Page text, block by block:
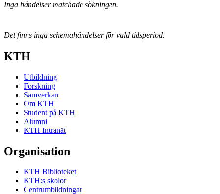
Inga händelser matchade sökningen.
Det finns inga schemahändelser för vald tidsperiod.
KTH
Utbildning
Forskning
Samverkan
Om KTH
Student på KTH
Alumni
KTH Intranät
Organisation
KTH Biblioteket
KTH:s skolor
Centrumbildningar